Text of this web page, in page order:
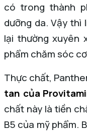
có trong thành
dưỡng da. Vậy thì
lại thường xuyên
phẩm chăm sóc
Thực chất,
tan của
chất này là tiền
B5 của mỹ phẩm.